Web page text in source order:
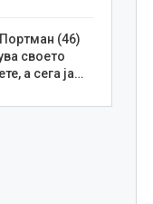
(46)
своето
а сега ја…